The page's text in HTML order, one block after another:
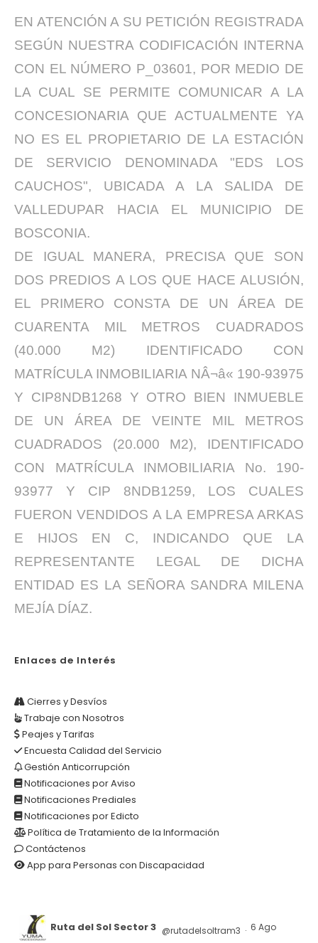
EN ATENCIÓN A SU PETICIÓN REGISTRADA
SEGÚN NUESTRA CODIFICACIÓN INTERNA
CON EL NÚMERO P_03601, POR MEDIO DE
LA CUAL SE PERMITE COMUNICAR A LA
CONCESIONARIA QUE ACTUALMENTE YA
NO ES EL PROPIETARIO DE LA ESTACIÓN
DE SERVICIO DENOMINADA "EDS LOS
CAUCHOS", UBICADA A LA SALIDA DE
VALLEDUPAR HACIA EL MUNICIPIO DE
BOSCONIA.
DE IGUAL MANERA, PRECISA QUE SON
DOS PREDIOS A LOS QUE HACE ALUSIÓN,
EL PRIMERO CONSTA DE UN ÁREA DE
CUARENTA MIL METROS CUADRADOS
(40.000 M2) IDENTIFICADO CON
MATRÍCULA INMOBILIARIA NÂ¬â« 190-93975
Y CIP8NDB1268 Y OTRO BIEN INMUEBLE
DE UN ÁREA DE VEINTE MIL METROS
CUADRADOS (20.000 M2), IDENTIFICADO
CON MATRÍCULA INMOBILIARIA No. 190-
93977 Y CIP 8NDB1259, LOS CUALES
FUERON VENDIDOS A LA EMPRESA ARKAS
E HIJOS EN C, INDICANDO QUE LA
REPRESENTANTE LEGAL DE DICHA
ENTIDAD ES LA SEÑORA SANDRA MILENA
MEJÍA DÍAZ.
Enlaces de Interés
Cierres y Desvíos
Trabaje con Nosotros
Peajes y Tarifas
Encuesta Calidad del Servicio
Gestión Anticorrupción
Notificaciones por Aviso
Notificaciones Prediales
Notificaciones por Edicto
Política de Tratamiento de la Información
Contáctenos
App para Personas con Discapacidad
Ruta del Sol Sector 3 @rutadelsoltram3 · 6 Ago